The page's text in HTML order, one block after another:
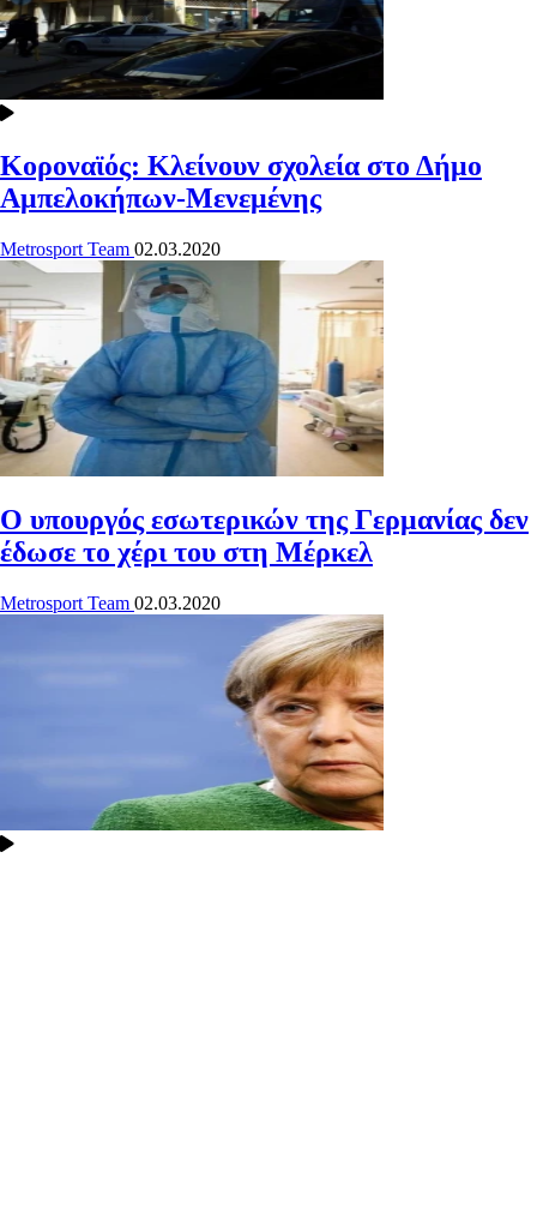
Κοροναϊός: Κλείνουν σχολεία στο Δήμο
Αμπελοκήπων-Μενεμένης
Metrosport Team 02.03.2020
Ο υπουργός εσωτερικών της Γερμανίας δεν
έδωσε το χέρι του στη Μέρκελ
Metrosport Team 02.03.2020